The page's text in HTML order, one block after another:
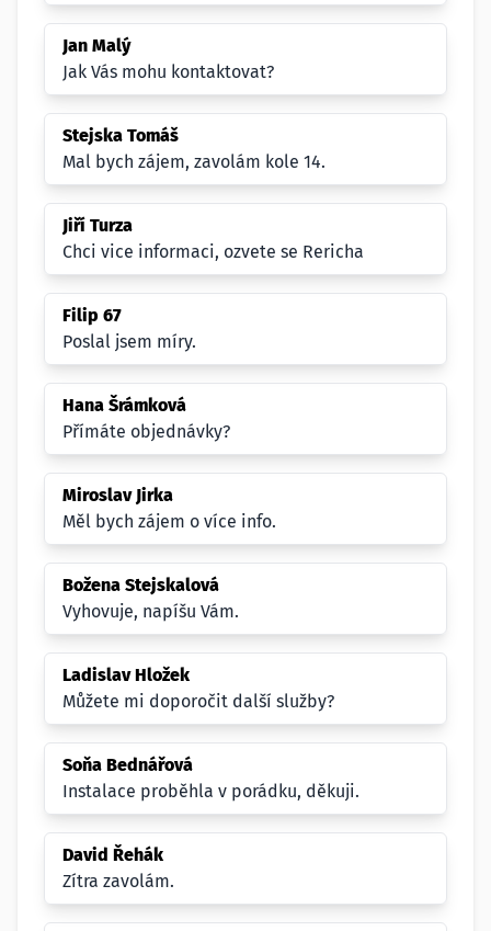
Jan Malý
Jak Vás mohu kontaktovat?
Stejska Tomáš
Mal bych zájem, zavolám kole 14.
Jiří Turza
Chci vice informaci, ozvete se Rericha
Filip 67
Poslal jsem míry.
Hana Šrámková
Přímáte objednávky?
Miroslav Jirka
Měl bych zájem o více info.
Božena Stejskalová
Vyhovuje, napíšu Vám.
Ladislav Hložek
Můžete mi doporočit další služby?
Soňa Bednářová
Instalace proběhla v porádku, děkuji.
David Řehák
Zítra zavolám.